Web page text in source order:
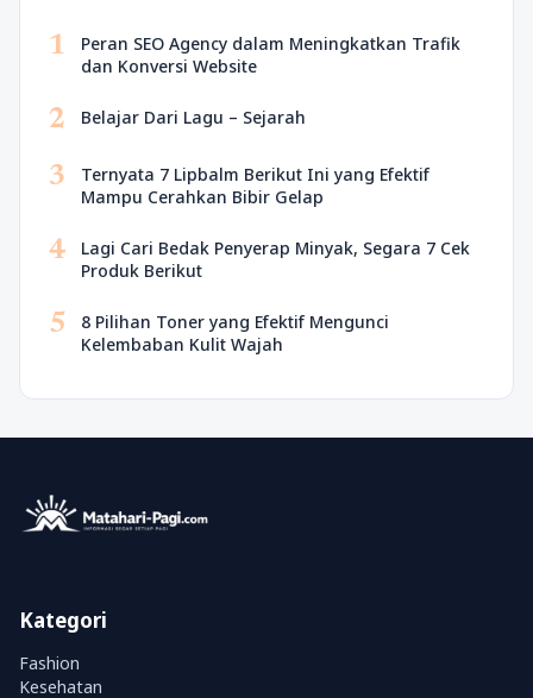
1
Peran SEO Agency dalam Meningkatkan Trafik
dan Konversi Website
2 Belajar Dari Lagu – Sejarah
3
Ternyata 7 Lipbalm Berikut Ini yang Efektif
Mampu Cerahkan Bibir Gelap
4
Lagi Cari Bedak Penyerap Minyak, Segara 7 Cek
Produk Berikut
5
8 Pilihan Toner yang Efektif Mengunci
Kelembaban Kulit Wajah
Kategori
Fashion
Kesehatan